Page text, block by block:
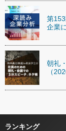
第
企業
朝礼
（
ランキング